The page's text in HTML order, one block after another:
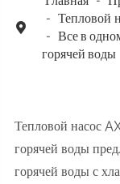

Тепловой
Все в
горячей воды
Тепловой насос
горячей воды
горячей воды с